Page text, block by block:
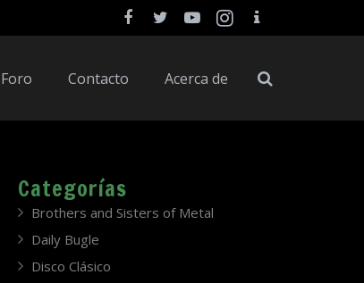
Foro Contacto Acerca de
Categorías
Brothers and Sisters of Metal
Daily Bugle
Disco Clásico